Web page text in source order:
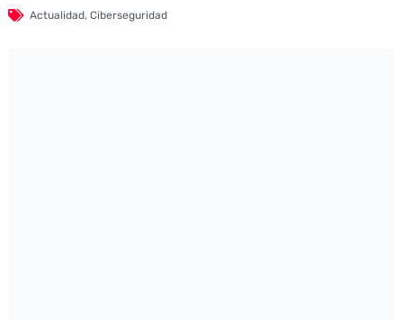
Actualidad, Ciberseguridad